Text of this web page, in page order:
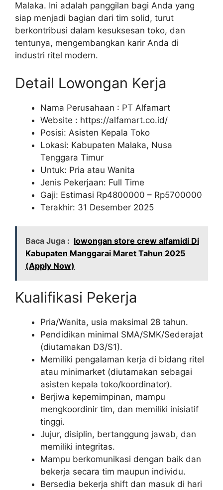
Malaka. Ini adalah panggilan bagi Anda yang
siap menjadi bagian dari tim solid, turut
berkontribusi dalam kesuksesan toko, dan
tentunya, mengembangkan karir Anda di
industri ritel modern.
Detail Lowongan Kerja
Nama Perusahaan : PT Alfamart
Website : https://alfamart.co.id/
Posisi: Asisten Kepala Toko
Lokasi: Kabupaten Malaka, Nusa
Tenggara Timur
Untuk: Pria atau Wanita
Jenis Pekerjaan: Full Time
Gaji: Estimasi Rp4800000 – Rp5700000
Terakhir: 31 Desember 2025
Baca Juga : lowongan store crew alfamidi Di
Kabupaten Manggarai Maret Tahun 2025
(Apply Now)
Kualifikasi Pekerja
Pria/Wanita, usia maksimal 28 tahun.
Pendidikan minimal SMA/SMK/Sederajat
(diutamakan D3/S1).
Memiliki pengalaman kerja di bidang ritel
atau minimarket (diutamakan sebagai
asisten kepala toko/koordinator).
Berjiwa kepemimpinan, mampu
mengkoordinir tim, dan memiliki inisiatif
tinggi.
Jujur, disiplin, bertanggung jawab, dan
memiliki integritas.
Mampu berkomunikasi dengan baik dan
bekerja secara tim maupun individu.
Bersedia bekerja shift dan masuk di hari